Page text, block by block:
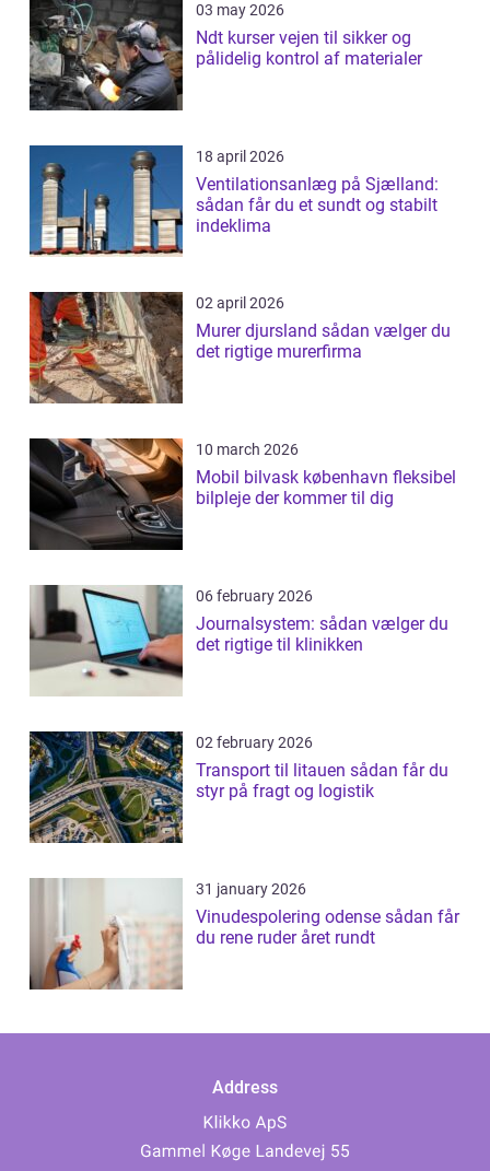
03 may 2026
Ndt kurser vejen til sikker og
pålidelig kontrol af materialer
18 april 2026
Ventilationsanlæg på Sjælland:
sådan får du et sundt og stabilt
indeklima
02 april 2026
Murer djursland sådan vælger du
det rigtige murerfirma
10 march 2026
Mobil bilvask københavn fleksibel
bilpleje der kommer til dig
06 february 2026
Journalsystem: sådan vælger du
det rigtige til klinikken
02 february 2026
Transport til litauen sådan får du
styr på fragt og logistik
31 january 2026
Vinudespolering odense sådan får
du rene ruder året rundt
Address